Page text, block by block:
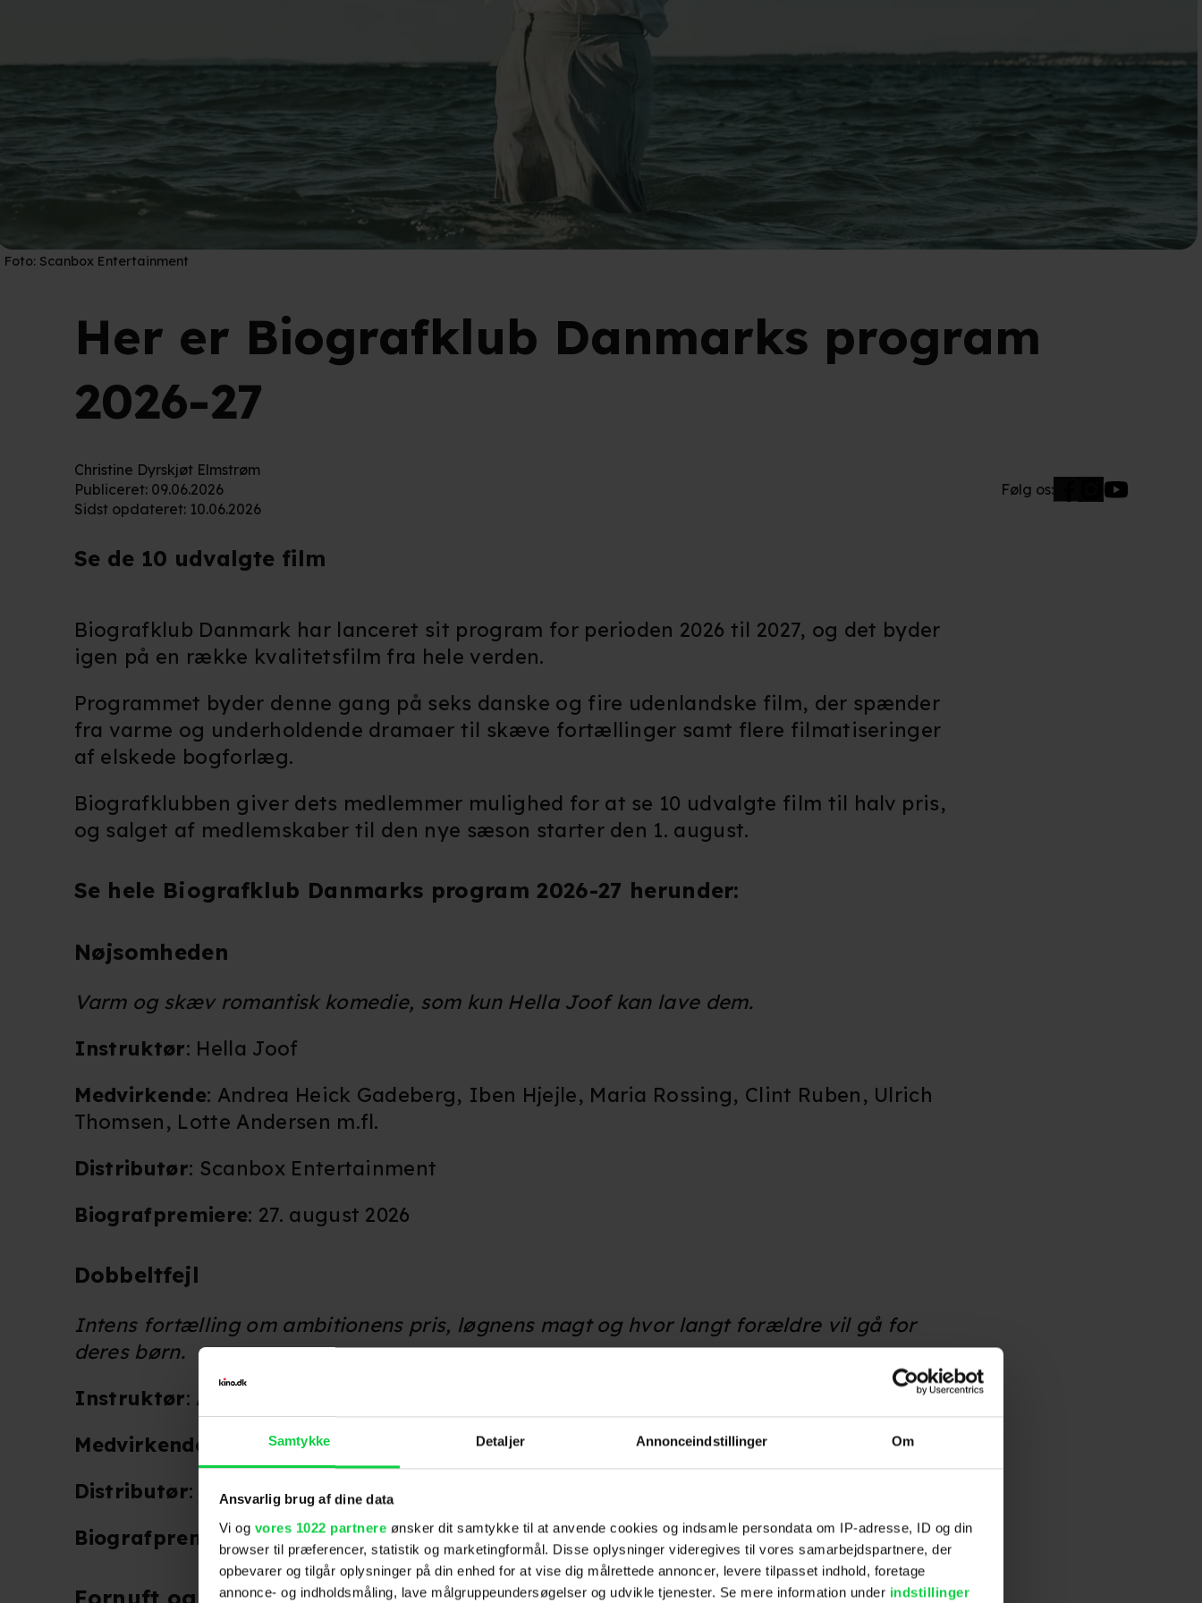
Samtykke Detaljer Annonceindstillinger Om
Ansvarlig brug af dine data
Vi og vores 1022 partnere ønsker dit samtykke til at anvende cookies og indsamle persondata om IP-adresse, ID og din
browser til præferencer, statistik og marketingformål. Disse oplysninger videregives til vores samarbejdspartnere, der
opbevarer og tilgår oplysninger på din enhed for at vise dig målrettede annoncer, levere tilpasset indhold, foretage
annonce- og indholdsmåling, lave målgruppeundersøgelser og udvikle tjenester. Se mere information under indstillinger
Foto: Scanbox Entertainment
Her er Biografklub Danmarks program
2026-27
Christine Dyrskjøt Elmstrøm
Publiceret: 09.06.2026
Sidst opdateret: 10.06.2026
Følg os:
Se de 10 udvalgte film
Biografklub Danmark har lanceret sit program for perioden 2026 til 2027, og det byder
igen på en række kvalitetsfilm fra hele verden.
Programmet byder denne gang på seks danske og fire udenlandske film, der spænder
fra varme og underholdende dramaer til skæve fortællinger samt flere filmatiseringer
af elskede bogforlæg.
Biografklubben giver dets medlemmer mulighed for at se 10 udvalgte film til halv pris,
og salget af medlemskaber til den nye sæson starter den 1. august.
Se hele Biografklub Danmarks program 2026-27 herunder:
Nøjsomheden
Varm og skæv romantisk komedie, som kun Hella Joof kan lave dem.
Instruktør: Hella Joof
Medvirkende: Andrea Heick Gadeberg, Iben Hjejle, Maria Rossing, Clint Ruben, Ulrich
Thomsen, Lotte Andersen m.fl.
Distributør: Scanbox Entertainment
Biografpremiere: 27. august 2026
Dobbeltfejl
Intens fortælling om ambitionens pris, løgnens magt og hvor langt forældre vil gå for
deres børn.
Instruktør: Amalie Næsby Fick
Medvirkende
: Sidse Babett Knudsen, Sofie Gråbøl, Asta Kamma August m.fl.
Distributør: Nordisk Film Distribution
Biografpremiere: 24. september 2026